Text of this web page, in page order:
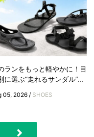
ランをもっと軽やかに！目
に選ぶ“走れるサンダル”...
05, 2026 / SHOES